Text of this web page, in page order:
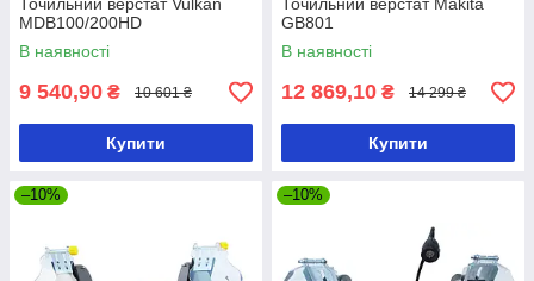
Точильний верстат Vulkan
MDB100/200HD
В наявності
9 540,90 ₴ 10 601 ₴
Купити
Точильний верстат Makita
GB801
В наявності
12 869,10 ₴ 14 299 ₴
Купити
–10% –10%